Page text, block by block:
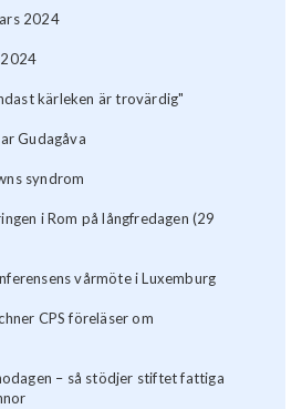
2024
2024
kärleken är trovärdig"
Gudagåva
syndrom
i Rom på långfredagen (29
vårmöte i Luxemburg
CPS föreläser om
– så stödjer stiftet fattiga